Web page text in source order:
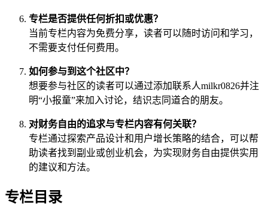
专栏是否提供任何折扣或优惠？
当前专栏内容为免费分享，读者可以随时访问和学习，
不需要支付任何费用。
如何参与到这个社区中？
想要参与社区的读者可以通过添加联系人milkr0826并注
明“小报童”来加入讨论，结识志同道合的朋友。
对财务自由的追求与专栏内容有何关联？
专栏通过探索产品设计和用户增长策略的结合，可以帮
助读者找到副业或创业机会，为实现财务自由提供实用
的建议和方法。
专栏目录